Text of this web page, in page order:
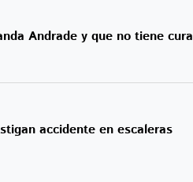
Andrade y que no tiene cura
accidente en escaleras